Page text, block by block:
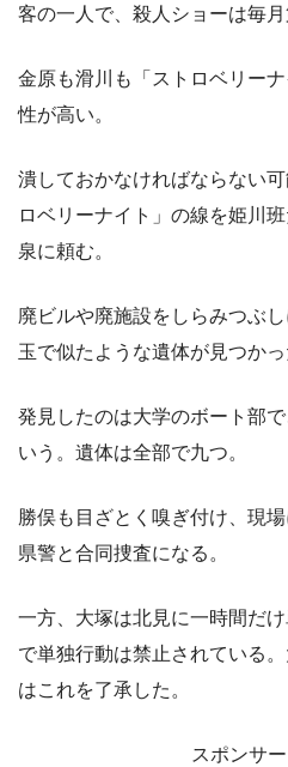
客の一人で、殺人ショーは毎月
金原も滑川も「ストロベリー
性が高い。
潰しておかなければならない
ロベリーナイト」の線を姫川
泉に頼む。
廃ビルや廃施設をしらみつぶ
玉で似たような遺体が見つかっ
発見したのは大学のボート部
いう。遺体は全部で九つ。
勝俣も目ざとく嗅ぎ付け、現
県警と合同捜査になる。
一方、大塚は北見に一時間だ
で単独行動は禁止されている
はこれを了承した。
スポンサ